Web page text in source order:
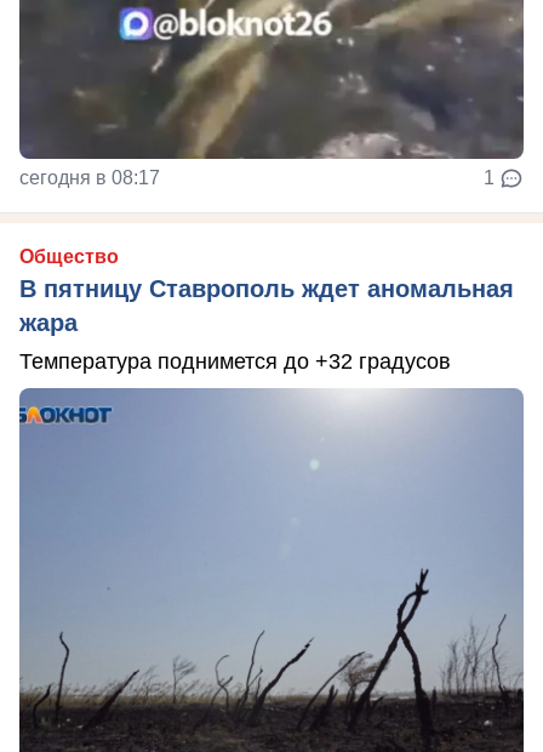
сегодня в 08:17 1
Общество
В пятницу Ставрополь ждет аномальная
жара
Температура поднимется до +32 градусов